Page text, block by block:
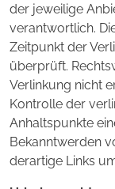
der jeweilige
verantwortlich.
Zeitpunkt der
überprüft.
Verlinkung nicht
Kontrolle der
Anhaltspunkte
Bekanntwerden
derartige Links